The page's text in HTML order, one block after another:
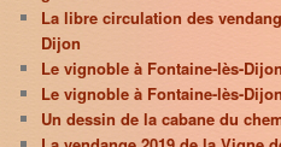
La libre circulation des
Dijon
Le vignoble à Fontaine-lès-
Le vignoble à Fontaine-lès-
Un dessin de la cabane du